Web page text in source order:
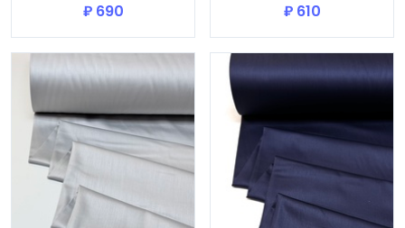
₽ 690 ₽ 610